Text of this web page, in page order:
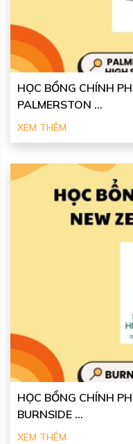
HỌC BỔNG CHÍNH
PALMERSTON ...
XEM THÊM
HỌC BỔNG CHÍNH
BURNSIDE ...
XEM THÊM